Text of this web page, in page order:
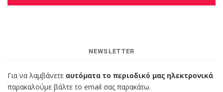
NEWSLETTER
Για να λαμβάνετε αυτόματα το περιοδικό μας ηλεκτρονικά
παρακαλούμε βάλτε το email σας παρακάτω.